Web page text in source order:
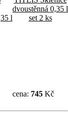
cena: 745 Kč